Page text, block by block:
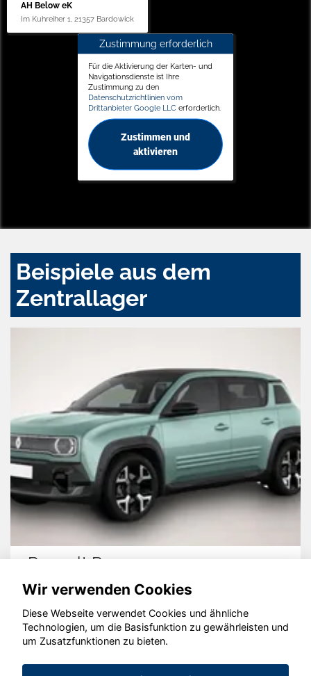
AH Below eK
Im Kuhreiher 1, 21357 Bardowick
Zustimmung erforderlich
Für die Aktivierung der Karten- und
Navigationsdienste ist Ihre
Zustimmung zu den
Datenschutzrichtlinien vom
Drittanbieter Google LLC erforderlich.
Zustimmen und
aktivieren
Beispiele aus dem
Zentrallager
Renault R 4
© konjunkturmotor.de GmbH 2020 - 2026
Wir verwenden Cookies
Diese Webseite verwendet Cookies und ähnliche
Technologien, um die Basisfunktion zu gewährleisten und
um Zusatzfunktionen zu bieten.